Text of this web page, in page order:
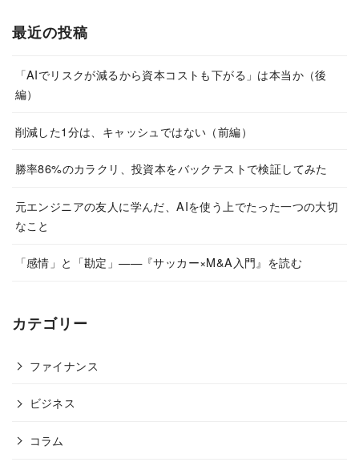
最近の投稿
「AIでリスクが減るから資本コストも下がる」は本当か（後
編）
削減した1分は、キャッシュではない（前編）
勝率86%のカラクリ、投資本をバックテストで検証してみた
元エンジニアの友人に学んだ、AIを使う上でたった一つの大切
なこと
「感情」と「勘定」——『サッカー×M&A入門』を読む
カテゴリー
ファイナンス
ビジネス
コラム